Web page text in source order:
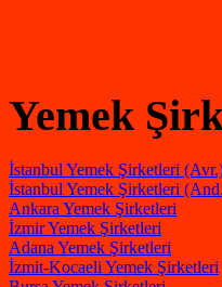
Yemek
İstanbul Yemek Şirketleri
İstanbul Yemek Şirketleri
Ankara Yemek Şirketleri
İzmir Yemek Şirketleri
Adana Yemek Şirketleri
İzmit-Kocaeli Yemek Şirketleri